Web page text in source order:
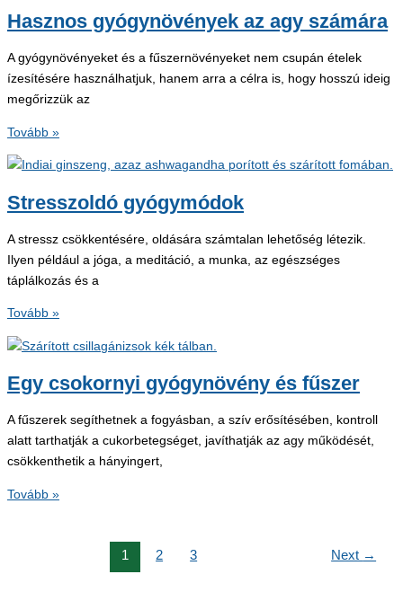
bajban
Hasznos gyógynövények az agy számára
A gyógynövényeket és a fűszernövényeket nem csupán ételek
ízesítésére használhatjuk, hanem arra a célra is, hogy hosszú ideig
megőrizzük az
Hasznos
gyógynövények
az
agy
számára
Tovább »
Stresszoldó gyógymódok
A stressz csökkentésére, oldására számtalan lehetőség létezik.
Ilyen például a jóga, a meditáció, a munka, az egészséges
táplálkozás és a
Stresszoldó
gyógymódok
Tovább »
Egy csokornyi gyógynövény és fűszer
A fűszerek segíthetnek a fogyásban, a szív erősítésében, kontroll
alatt tarthatják a cukorbetegséget, javíthatják az agy működését,
csökkenthetik a hányingert,
Egy
Tovább »
1 2 3 Next →